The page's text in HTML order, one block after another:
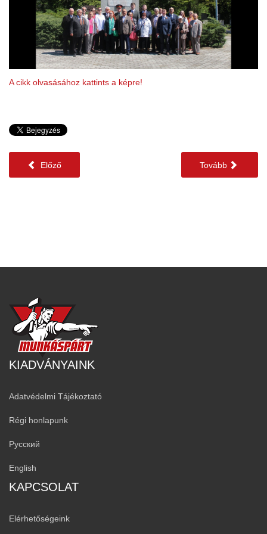
A cikk olvasásához kattints a képre!
Előző Tovább
KIADVÁNYAINK
Adatvédelmi Tájékoztató
Régi honlapunk
Русский
English
KAPCSOLAT
Elérhetőségeink